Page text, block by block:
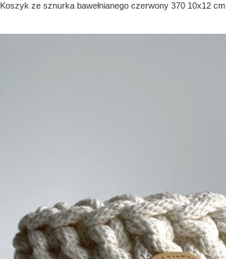
Koszyk ze sznurka bawełnianego czerwony 370 10x12 cm